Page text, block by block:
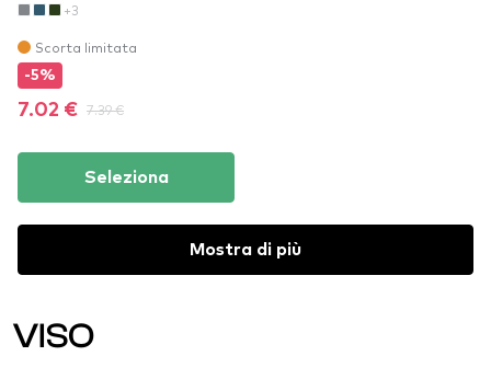
+3
Scorta limitata
-5%
7.02 € 7.39 €
Seleziona
Mostra di più
VISO